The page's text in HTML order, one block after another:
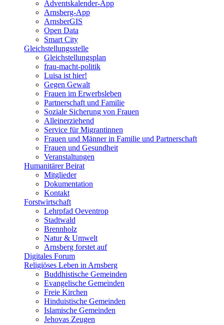
Adventskalender-App
Arnsberg-App
ArnsberGIS
Open Data
Smart City
Gleichstellungsstelle
Gleichstellungsplan
frau-macht-politik
Luisa ist hier!
Gegen Gewalt
Frauen im Erwerbsleben
Partnerschaft und Familie
Soziale Sicherung von Frauen
Alleinerziehend
Service für Migrantinnen
Frauen und Männer in Familie und Partnerschaft
Frauen und Gesundheit
Veranstaltungen
Humanitärer Beirat
Mitglieder
Dokumentation
Kontakt
Forstwirtschaft
Lehrpfad Oeventrop
Stadtwald
Brennholz
Natur & Umwelt
Arnsberg forstet auf
Digitales Forum
Religiöses Leben in Arnsberg
Buddhistische Gemeinden
Evangelische Gemeinden
Freie Kirchen
Hinduistische Gemeinden
Islamische Gemeinden
Jehovas Zeugen